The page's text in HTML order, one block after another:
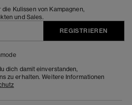
Kulissen von Kampagnen,
und Sales.
REGISTRIEREN
dich damit einverstanden,
zu erhalten. Weitere Informationen